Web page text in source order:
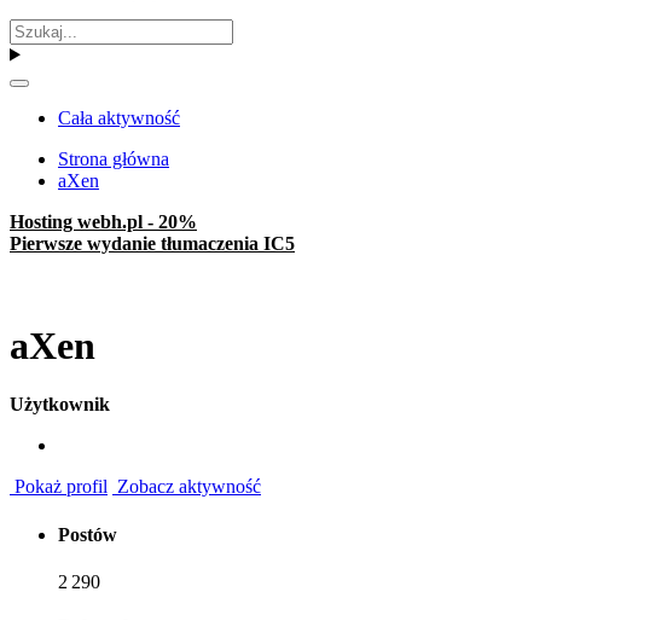
Cała aktywność
Strona główna
aXen
Hosting webh.pl - 20%
Pierwsze wydanie tłumaczenia IC5
aXen
Użytkownik
Pokaż profil Zobacz aktywność
Postów
2 290